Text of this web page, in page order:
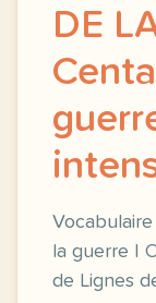
DE
la guerre |
de Lignes